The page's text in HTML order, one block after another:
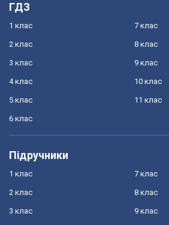
ГДЗ
1 клас
2 клас
3 клас
4 клас
5 клас
6 клас
7 клас
8 клас
9 клас
10 клас
11 клас
Підручники
1 клас
2 клас
3 клас
7 клас
8 клас
9 клас